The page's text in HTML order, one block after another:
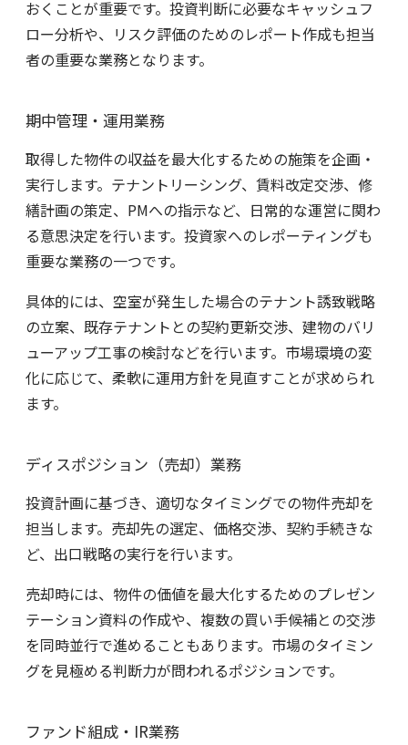
おくことが重要です。投資判断に必要なキャッシュフ
ロー分析や、リスク評価のためのレポート作成も担当
者の重要な業務となります。
期中管理・運用業務
取得した物件の収益を最大化するための施策を企画・
実行します。テナントリーシング、賃料改定交渉、修
繕計画の策定、PMへの指示など、日常的な運営に関わ
る意思決定を行います。投資家へのレポーティングも
重要な業務の一つです。
具体的には、空室が発生した場合のテナント誘致戦略
の立案、既存テナントとの契約更新交渉、建物のバリ
ューアップ工事の検討などを行います。市場環境の変
化に応じて、柔軟に運用方針を見直すことが求められ
ます。
ディスポジション（売却）業務
投資計画に基づき、適切なタイミングでの物件売却を
担当します。売却先の選定、価格交渉、契約手続きな
ど、出口戦略の実行を行います。
売却時には、物件の価値を最大化するためのプレゼン
テーション資料の作成や、複数の買い手候補との交渉
を同時並行で進めることもあります。市場のタイミン
グを見極める判断力が問われるポジションです。
ファンド組成・IR業務